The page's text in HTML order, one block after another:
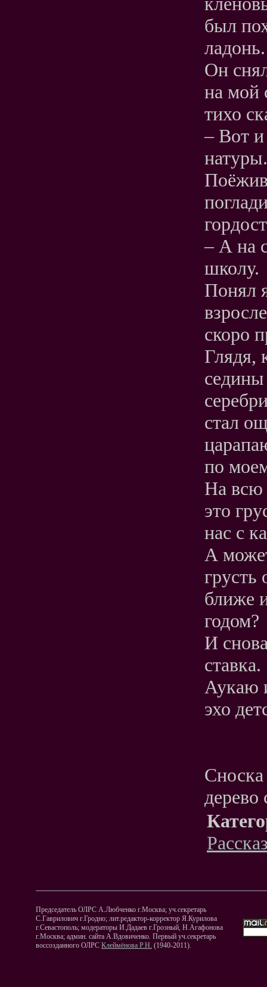
был
ладонь.
Он
на мой
тихо
– Вот
натуры.
– А на
школу.
Понял
скоро
Глядя,
седины
стал
по
На всю
это
нас с
А
грусть
ближе
годом?
И
ставка.
Аукаю
эхо
Председатель ОЛРС А.Любченко г.Москва; уч.секретарь
С.Гаврилович г.Гродно; лит.редактор-корректор Я.Курилова
г.Севастополь; модераторы И.Дадаев г.Грозный, Н.Агафонова
г.Москва; админ. сайта А.Вдовиченко. Первый уч.секретарь
воссозданного ОЛРС Клеймёнова Р.Н. (1940-2011).